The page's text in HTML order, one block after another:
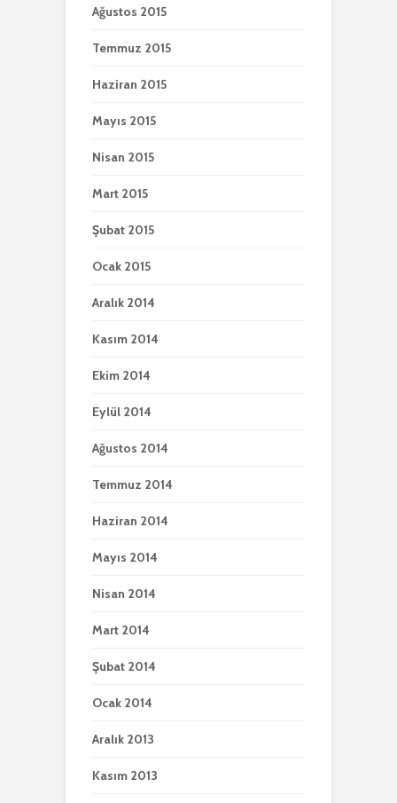
Ağustos 2015
Temmuz 2015
Haziran 2015
Mayıs 2015
Nisan 2015
Mart 2015
Şubat 2015
Ocak 2015
Aralık 2014
Kasım 2014
Ekim 2014
Eylül 2014
Ağustos 2014
Temmuz 2014
Haziran 2014
Mayıs 2014
Nisan 2014
Mart 2014
Şubat 2014
Ocak 2014
Aralık 2013
Kasım 2013